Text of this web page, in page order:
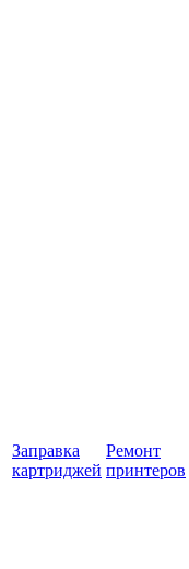
Заправка
картриджей
Ремонт
принтеров